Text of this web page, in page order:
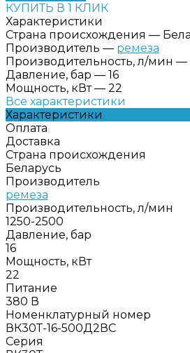
КУПИТЬ В 1 КЛИК
Характеристики
Страна происхождения —
Производитель — ремеза
Производительность, л/мин —
Давление, бар — 16
Мощность, кВт — 22
Все характеристики
Характеристики
Оплата
Доставка
Страна происхождения
Беларусь
Производитель
ремеза
Производительность, л/мин
1250-2500
Давление, бар
16
Мощность, кВт
22
Питание
380 В
Номенклатурный номер
ВК30Т-16-500Д2ВС
Серия